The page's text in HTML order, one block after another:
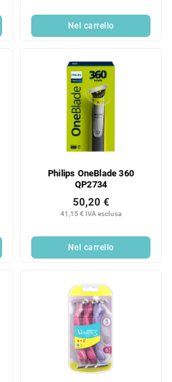
Nel carrello
Philips OneBlade 360
QP2734
41,15 € IVA esclusa
50,20 €
Nel carrello